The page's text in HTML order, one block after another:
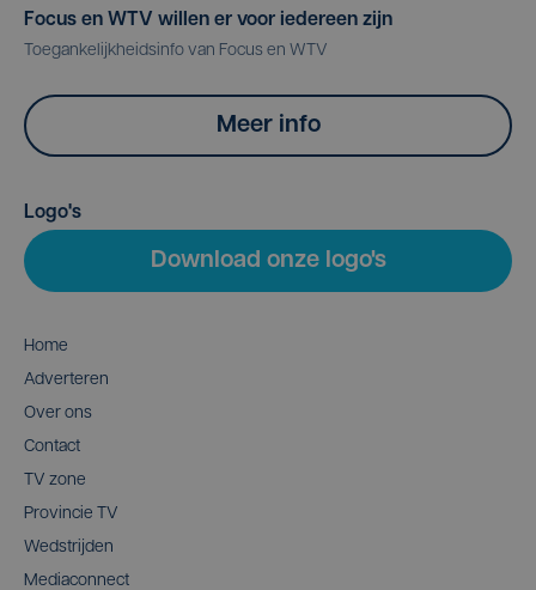
Focus en WTV willen er voor iedereen zijn
Toegankelijkheidsinfo van Focus en WTV
Meer info
Logo's
Download onze logo's
Home
Adverteren
Over ons
Contact
TV zone
Provincie TV
Wedstrijden
Mediaconnect